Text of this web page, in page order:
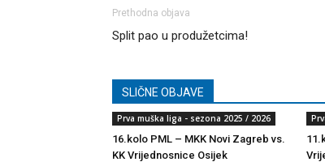
Prethodna objava
Split pao u produžetcima!
SLIČNE OBJAVE
Prva muška liga - sezona 2025 / 2026
16.kolo PML – MKK Novi Zagreb vs.
KK Vrijednosnice Osijek